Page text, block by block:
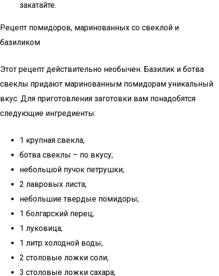
закатайте.
Рецепт помидоров, маринованных со свеклой и
базиликом
Этот рецепт действительно необычен. Базилик и ботва
свеклы придают маринованным помидорам уникальный
вкус. Для приготовления заготовки вам понадобятся
следующие ингредиенты:
1 крупная свекла;
ботва свеклы – по вкусу;
небольшой пучок петрушки;
2 лавровых листа;
небольшие твердые помидоры;
1 болгарский перец;
1 луковица;
1 литр холодной воды;
2 столовые ложки соли;
3 столовые ложки сахара;